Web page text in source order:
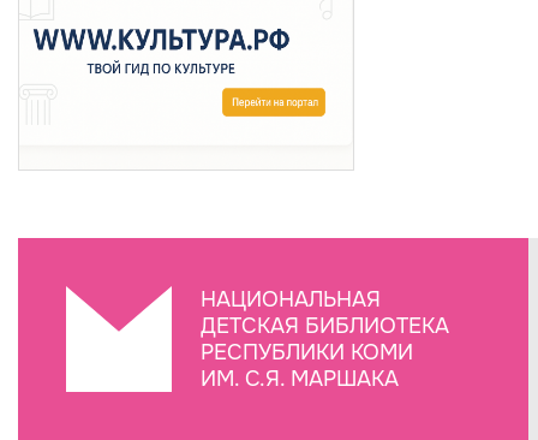
НАЦИОНАЛЬНАЯ
ДЕТСКАЯ БИБЛИОТЕКА
РЕСПУБЛИКИ КОМИ
ИМ. С.Я. МАРШАКА